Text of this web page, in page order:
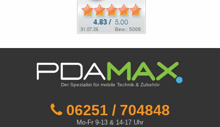
Der Spezialist für mobile Technik & Zubehör
06251 / 704848
Mo-Fr 9-13 & 14-17 Uhr